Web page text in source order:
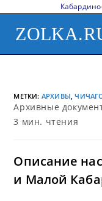
МЕТКИ: АРХИВЫ,
Архивные
3 мин. чтения
Описание
и Малой